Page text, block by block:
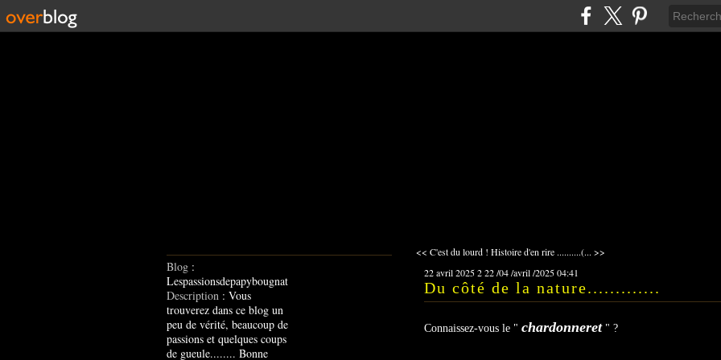
Blog :
Lespassionsdepapybougnat
Description : Vous
trouverez dans ce blog un
peu de vérité, beaucoup de
passions et quelques coups
de gueule........ Bonne
<< C'est du lourd ! Histoire d'en rire ..........(... >>
22 avril 2025222/04/avril/202504:41
Du côté de la nature.............
Connaissez-vous le " chardonneret" ?